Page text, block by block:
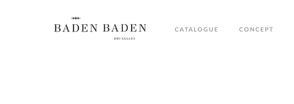
CATALOGUE CONCEPT